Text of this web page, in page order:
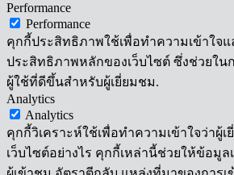
Performance
Performance
คุกกี้ประสิทธิภาพใช้เพื่อทำความเข้าใจ
ประสิทธิภาพหลักของเว็บไซต์ ซึ่งช่วยใ
ผู้ใช้ที่ดีขึ้นสำหรับผู้เยี่ยมชม.
Analytics
Analytics
คุกกี้วิเคราะห์ใช้เพื่อทำความเข้าใจว่าผู้
เว็บไซต์อย่างไร คุกกี้เหล่านี้ช่วยให้ข้อมู